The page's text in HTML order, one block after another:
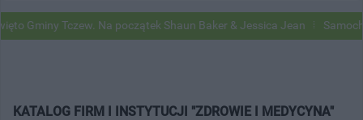
Gminy Tczew. Na początek Shaun Baker & Jessica Jean
KATALOG FIRM I INSTYTUCJI "ZDROWIE I MEDYCYNA"